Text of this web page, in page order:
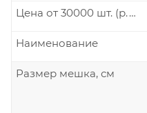
Цена от 30000 шт. (р./шт.)
Наименование
Размер мешка, см